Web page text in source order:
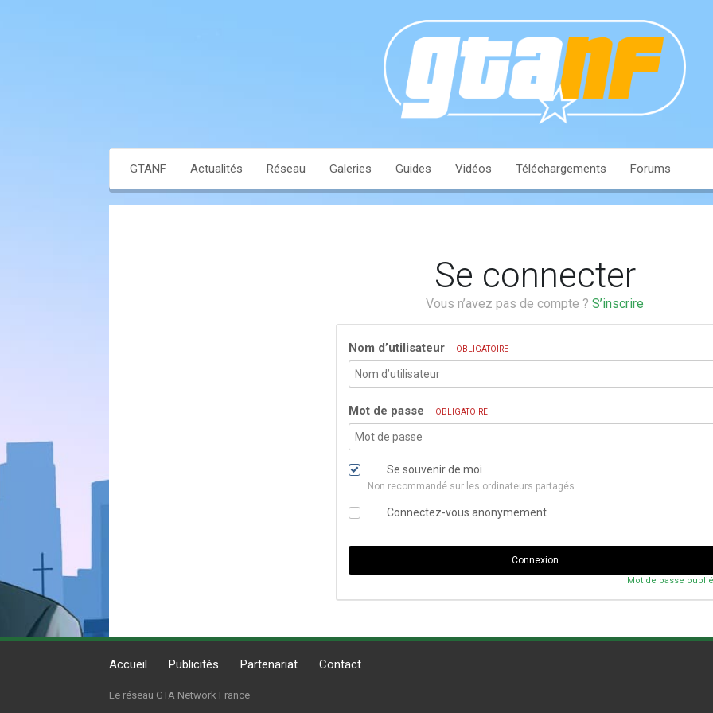
GTANF Actualités Réseau Galeries Guides Vidéos Téléchargements Forums
Se connecter
Vous n’avez pas de compte ? S’inscrire
Nom d’utilisateur OBLIGATOIRE
Mot de passe OBLIGATOIRE
Se souvenir de moi
Non recommandé sur les ordinateurs partagés
Connectez-vous anonymement
Connexion
Mot de passe
Accueil Publicités Partenariat Contact
Le réseau GTA Network France